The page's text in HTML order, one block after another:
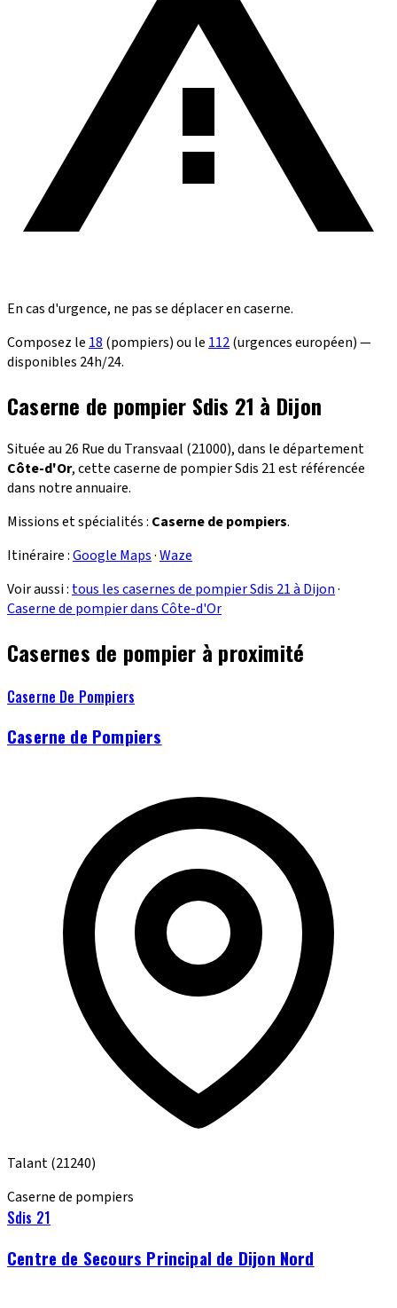
En cas d'urgence, ne pas se déplacer en caserne.
Composez le 18 (pompiers) ou le 112(urgences européen) —
disponibles 24h/24.
Caserne de pompier Sdis 21 à Dijon
Située au 26 Rue du Transvaal (21000), dans le département
Côte-d'Or, cette caserne de pompier Sdis 21 est référencée
dans notre annuaire.
Missions et spécialités : Caserne de pompiers.
Itinéraire :Google Maps·Waze
Voir aussi : tous les casernes de pompier Sdis 21 à Dijon·
Caserne de pompier dans Côte-d'Or
Casernes de pompier à proximité
Caserne De Pompiers
Caserne de Pompiers
Talant(21240)
Caserne de pompiers
Sdis 21
Centre de Secours Principal de Dijon Nord